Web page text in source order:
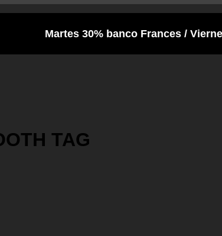
Martes 30% banco Frances / Viernes y
TAG